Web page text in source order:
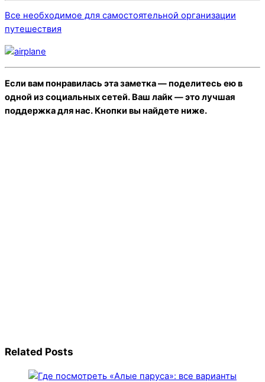
Все необходимое для самостоятельной организации
путешествия
Если вам понравилась эта заметка — поделитесь ею в
одной из социальных сетей. Ваш лайк — это лучшая
поддержка для нас. Кнопки вы найдете ниже.
Related Posts